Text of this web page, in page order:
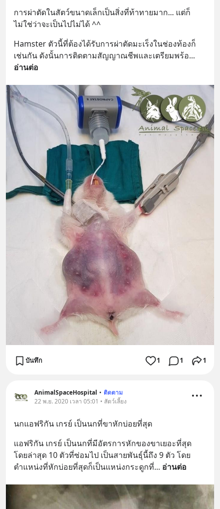
การผ่าตัดในสัตว์ขนาดเล็กเป็นสิ่งที่ท้าทายมาก... แต่ก็
ไม่ใช่ว่าจะเป็นไปไม่ได้ ^^
Hamster ตัวนี้ที่ต้องได้รับการผ่าตัดมะเร็งในช่องท้องก็
เช่นกัน ดังนั้นการติดตามสัญญาณชีพและเตรียมพร้อ
อ่านต่อ
บันทึก 1 1 1
AnimalSpaceHospital • ติดตาม
22 พ.ย. 2020 เวลา 05:01 • สัตว์เลี้ยง
นกแอฟริกัน เกรย์ เป็นนกที่ขาหักบ่อยที่สุด
แอฟริกัน เกรย์ เป็นนกที่มีอัตรการหักของขาเยอะที่สุด
โดยล่าสุด 10 ตัวที่ซ่อมไป เป็นสายพันธุ์นี้ถึง 9 ตัว โดย
ตำแหน่งที่หักบ่อยที่สุดก็เป็นแหน่งกระดูกที่... อ่านต่อ